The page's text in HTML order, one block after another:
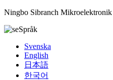
Ningbo Sibranch
Språk
Svenska
English
日本語
한국어